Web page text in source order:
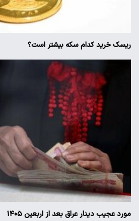
ریسک خرید کدام سکه بیشتر است؟
مورد عجیب دینار عراق بعد از اربعین ۱۴۰۵